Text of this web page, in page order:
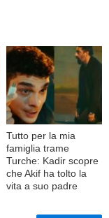
Tutto per la mia
famiglia trame
Turche: Kadir scopre
che Akif ha tolto la
vita a suo padre